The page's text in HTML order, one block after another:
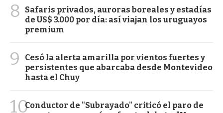
8
Safaris privados, auroras boreales y estadías
de US$ 3.000 por día: así viajan los uruguayos
premium
9
Cesó la alerta amarilla por vientos fuertes y
persistentes que abarcaba desde Montevideo
hasta el Chuy
10Conductor de "Subrayado" criticó el paro de